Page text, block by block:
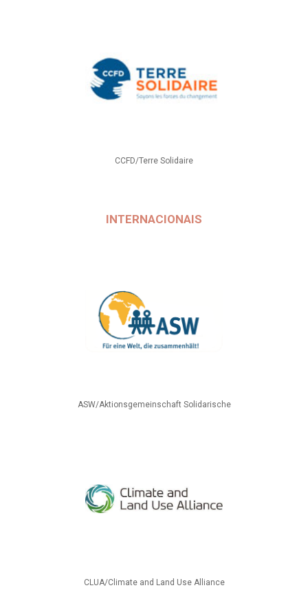
CCFD/Terre Solidaire
INTERNACIONAIS
ASW/Aktionsgemeinschaft Solidarische
CLUA/Climate and Land Use Alliance